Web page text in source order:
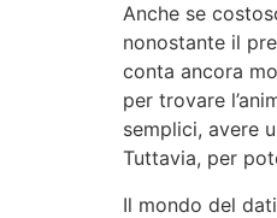
Anche se
nonostante il
conta ancora
per trovare
semplici, avere
Tuttavia, per
Il mondo del